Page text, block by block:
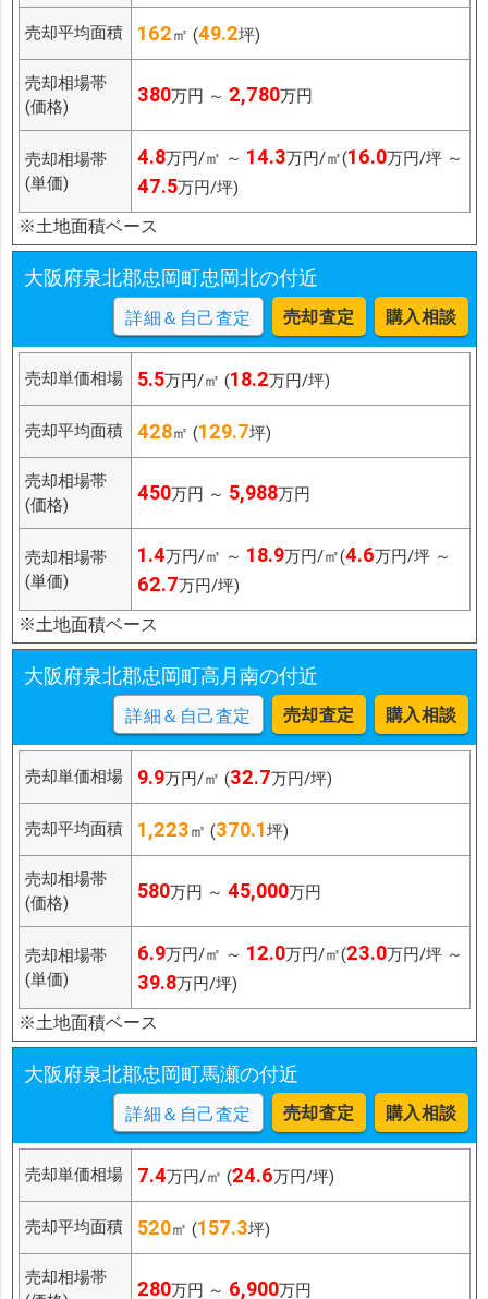
売却平均面積 162㎡ (49.2坪)
売却相場帯
(価格)
380万円 ～ 2,780万円
売却相場帯
(単価)
4.8万円/㎡ ～ 14.3万円/㎡(16.0万円/坪 ～
47.5万円/坪)
※土地面積ベース
大阪府泉北郡忠岡町忠岡北の付近
詳細＆自己査定 売却査定 購入相談
売却単価相場 5.5万円/㎡ (18.2万円/坪)
売却平均面積 428㎡ (129.7坪)
売却相場帯
(価格)
450万円 ～ 5,988万円
売却相場帯
(単価)
1.4万円/㎡ ～ 18.9万円/㎡(4.6万円/坪 ～
62.7万円/坪)
※土地面積ベース
大阪府泉北郡忠岡町高月南の付近
詳細＆自己査定 売却査定 購入相談
売却単価相場 9.9万円/㎡ (32.7万円/坪)
売却平均面積 1,223㎡ (370.1坪)
売却相場帯
(価格)
580万円 ～ 45,000万円
売却相場帯
(単価)
6.9万円/㎡ ～ 12.0万円/㎡(23.0万円/坪 ～
39.8万円/坪)
※土地面積ベース
大阪府泉北郡忠岡町馬瀬の付近
詳細＆自己査定 売却査定 購入相談
売却単価相場 7.4万円/㎡ (24.6万円/坪)
売却平均面積 520㎡ (157.3坪)
売却相場帯
280万円 ～ 6,900万円